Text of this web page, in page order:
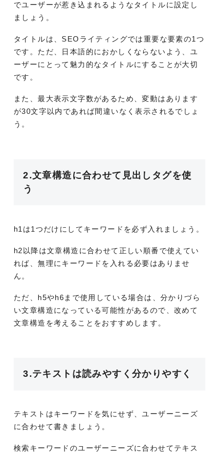
でユーザーが惹き込まれるようなタイトルに設定し
ましょう。
タイトルは、SEOライティングでは重要な要素の1つ
です。ただ、日本語的におかしくならないよう、ユ
ーザーにとって魅力的なタイトルにすることが大切
です。
また、最大表示文字数があるため、変動はあります
が30文字以内であれば間違いなく表示されるでしょ
う。
2.文章構造に合わせて見出しタグを使
う
h1は1つだけにしてキーワードを必ず入れましょう。
h2以降は文章構造に合わせて正しい順番で使えてい
れば、無理にキーワードを入れる必要はありませ
ん。
ただ、h5やh6まで使用している場合は、分かりづら
い文章構造になっている可能性があるので、改めて
文章構造を考えることをおすすめします。
3.テキストは読みやすく分かりやすく
テキストはキーワードを気にせず、ユーザーニーズ
に合わせて書きましょう。
検索キーワードのユーザーニーズに合わせてテキス